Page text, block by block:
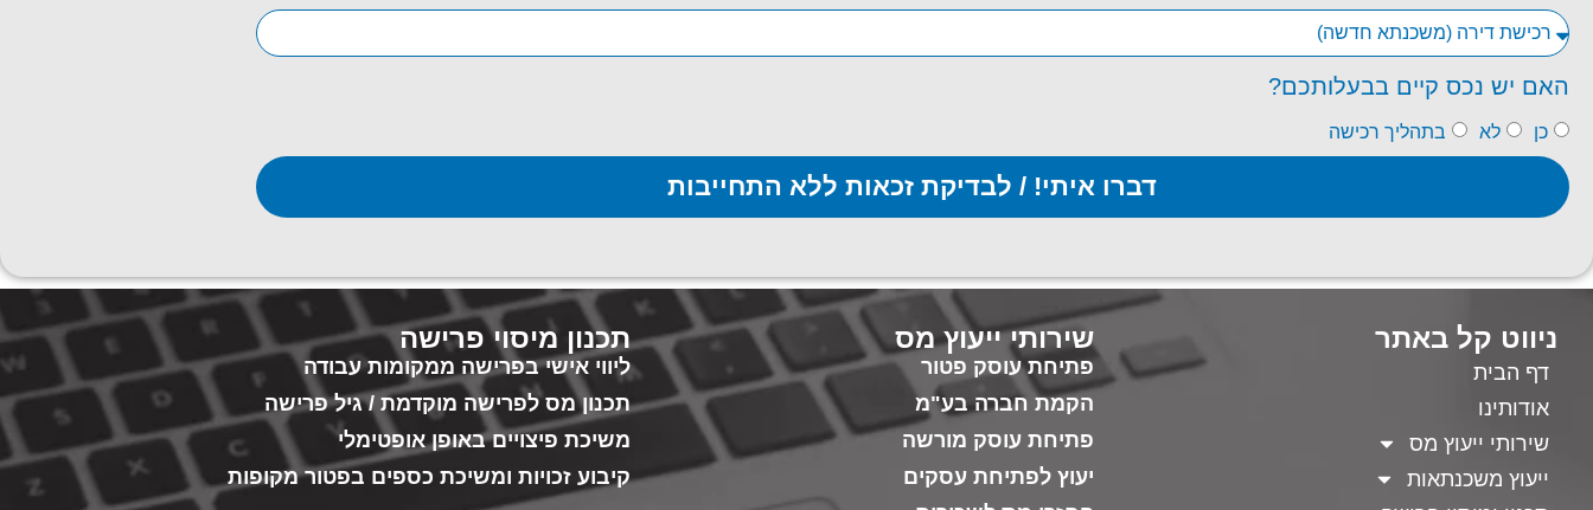
האם יש נכס קיים בבעלותכם?
כן לא בתהליך רכישה
דברו איתי! / לבדיקת זכאות ללא התחייבות
ניווט קל באתר
דף הבית
אודותינו
שירותי ייעוץ מס
ייעוץ משכנתאות
שירותי ייעוץ מס
פתיחת עוסק פטור
הקמת חברה בע"מ
פתיחת עוסק מורשה
יעוץ לפתיחת עסקים
תכנון מיסוי פרישה
ליווי אישי בפרישה ממקומות עבודה
תכנון מס לפרישה מוקדמת / גיל פרישה
משיכת פיצויים באופן אופטימלי
קיבוע זכויות ומשיכת כספים בפטור מקופות